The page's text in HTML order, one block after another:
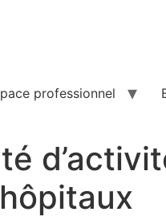
professionnel